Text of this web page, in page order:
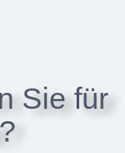
Sie für